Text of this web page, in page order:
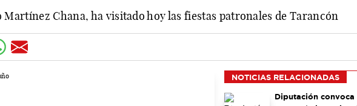
Chana, ha visitado hoy las fiestas patronales de Tarancón
NOTICIAS RELACIONADAS
Diputación convoca